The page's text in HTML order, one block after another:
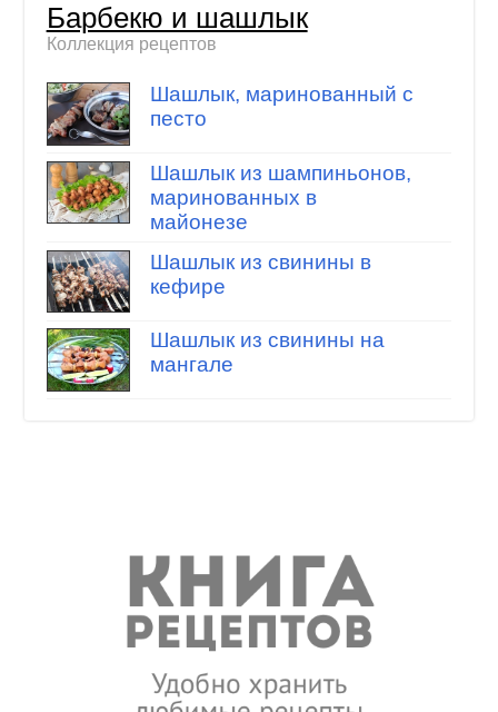
Барбекю и шашлык
Коллекция рецептов
Шашлык, маринованный с
песто
Шашлык из шампиньонов,
маринованных в
майонезе
Шашлык из свинины в
кефире
Шашлык из свинины на
мангале